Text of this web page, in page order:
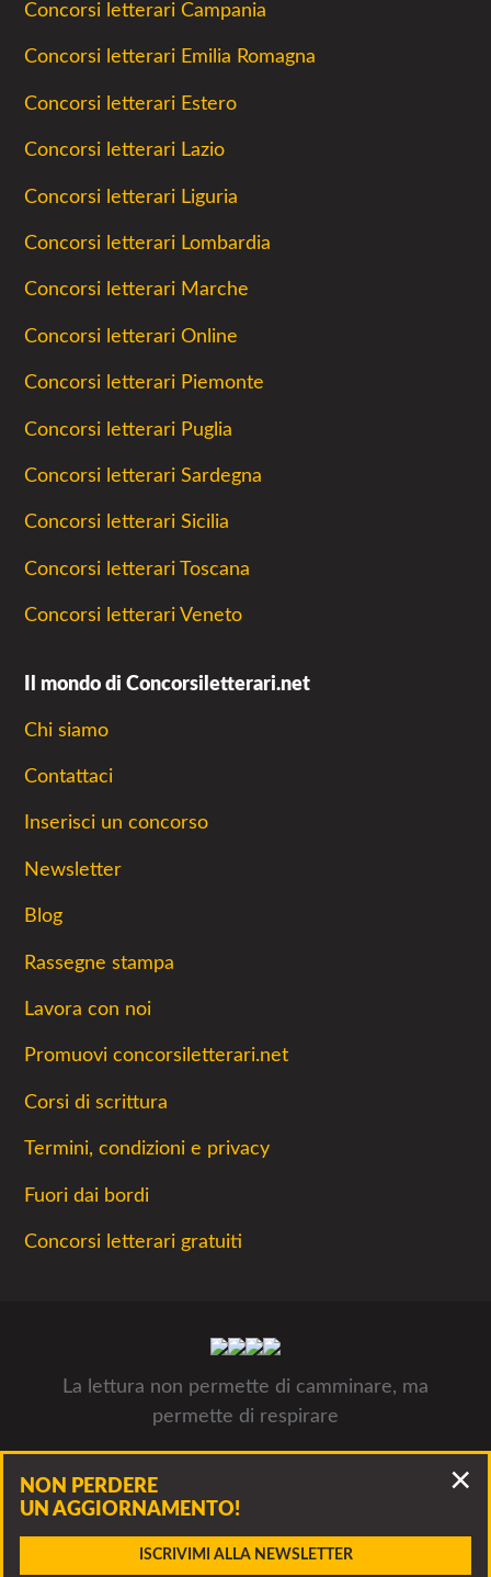
Accidenti, questo bando è scaduto!
Concorsi letterari Campania
Concorsi letterari Emilia Romagna
Concorsi letterari Estero
Concorsi letterari Lazio
Concorsi letterari Liguria
Concorsi letterari Lombardia
Concorsi letterari Marche
Concorsi letterari Online
Concorsi letterari Piemonte
Concorsi letterari Puglia
Concorsi letterari Sardegna
Concorsi letterari Sicilia
Concorsi letterari Toscana
Concorsi letterari Veneto
Il mondo di Concorsiletterari.net
Chi siamo
Contattaci
Inserisci un concorso
Newsletter
Blog
Rassegne stampa
Lavora con noi
Promuovi concorsiletterari.net
Corsi di scrittura
Termini, condizioni e privacy
Fuori dai bordi
Concorsi letterari gratuiti
La lettura non permette di camminare, ma
permette di respirare
Panzarella, via Francesco Guerrazzi 10, 20900 Monza P.IVA
09312311005
NON PERDERE
UN AGGIORNAMENTO!
ISCRIVIMI ALLA NEWSLETTER